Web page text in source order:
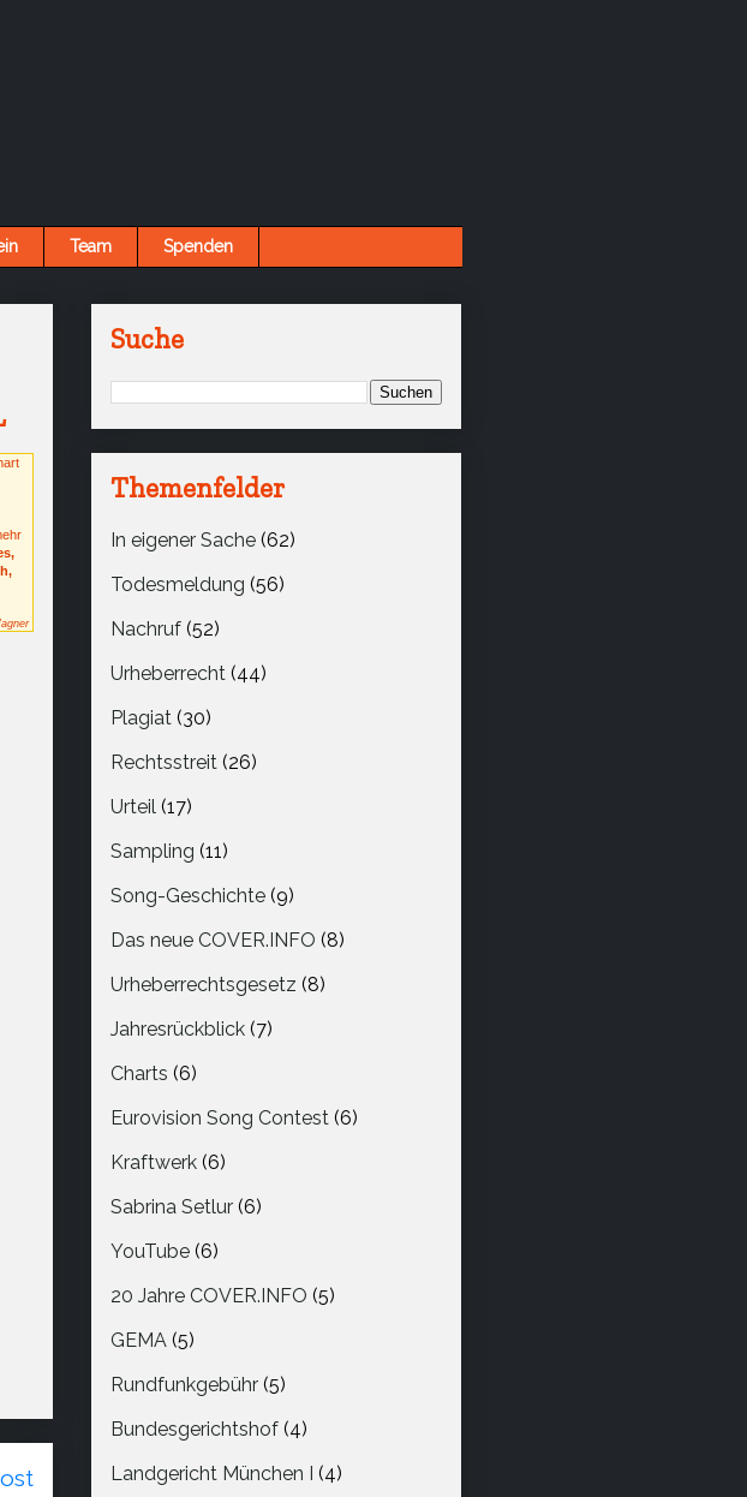
Team Spenden
Suche
Themenfelder
In eigener Sache (62)
Todesmeldung (56)
Nachruf (52)
Urheberrecht (44)
Plagiat (30)
Rechtsstreit (26)
Urteil (17)
Sampling (11)
Song-Geschichte (9)
Das neue COVER.INFO (8)
Urheberrechtsgesetz (8)
Jahresrückblick (7)
Charts (6)
Eurovision Song Contest (6)
Kraftwerk (6)
Sabrina Setlur (6)
YouTube (6)
20 Jahre COVER.INFO (5)
GEMA (5)
Rundfunkgebühr (5)
Bundesgerichtshof (4)
Landgericht München I
(4)